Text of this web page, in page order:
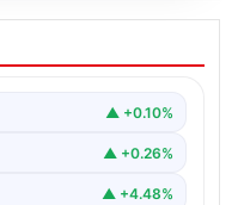
performansı
finans piyasalarında
▲ +0.10%
▲ +0.26%
▲ +4.48%